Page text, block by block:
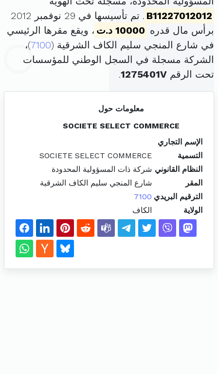
B11227012012
. تم تأسيسها في 29 نوفمبر 2012
برأس مال قدره 10000 د.ت
، ويقع مقرها الرئيسي
في شارع المنجي سليم الكاف الشرقية (7100)،
الشركة مسجلة في السجل الوطني للمؤسسات
تحت الرقم 1275401V
.
معلومات حول
SOCIETE SELECT COMMERCE
الإسم التجاري
التسمية
SOCIETE SELECT COMMERCE
النظام القانوني شركة ذات المسؤولية المحدودة
المقر
شارع المنجي سليم الكاف الشرقية
الترقيم البريدي 7100
الولاية
الكاف